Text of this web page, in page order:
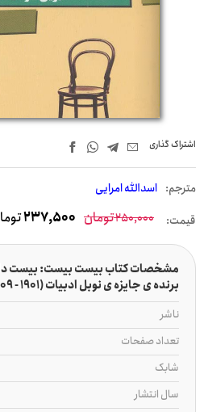
اشتراک‌ گذاری
مترجم: اسدالله امرایی
قیمت: 250,000تومان 237,500
مشخصات کتاب بیست بیست: بیست
برنده ی جایزه ی نوبل ادبیات (1901 - 2009م)
ناشر
تعداد صفحات
شابک
سال انتشار